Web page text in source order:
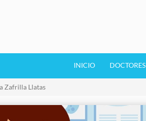
INICIO DOCTORES
Zafrilla Llatas